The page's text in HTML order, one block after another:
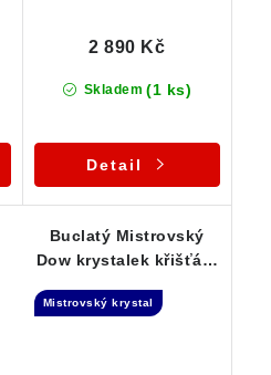
Skladem (1 ks)
2 890 Kč
Detail
Buclatý Mistrovský
Dow krystalek křišťálu
Mistrovský krystal